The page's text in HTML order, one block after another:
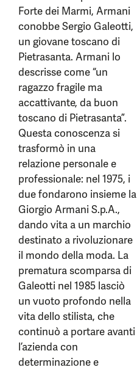
Forte dei Marmi, Armani
conobbe Sergio Galeotti,
un giovane toscano di
Pietrasanta. Armani lo
descrisse come “un
ragazzo fragile ma
accattivante, da buon
toscano di Pietrasanta”.
Questa conoscenza si
trasformò in una
relazione personale e
professionale: nel 1975, i
due fondarono insieme la
Giorgio Armani S.p.A.,
dando vita a un marchio
destinato a rivoluzionare
il mondo della moda. La
prematura scomparsa di
Galeotti nel 1985 lasciò
un vuoto profondo nella
vita dello stilista, che
continuò a portare avanti
l’azienda con
determinazione e